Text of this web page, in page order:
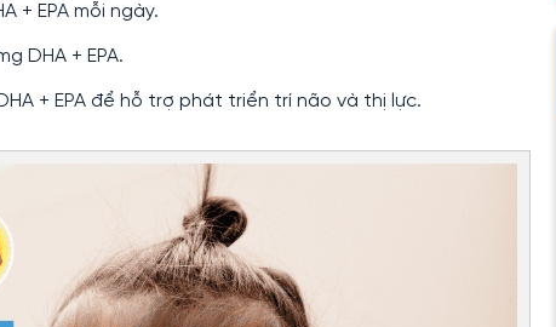
+ EPA mỗi ngày.
DHA + EPA.
+ EPA để hỗ trợ phát triển trí não và thị lực.